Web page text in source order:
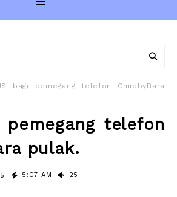
bagi pemegang telefon ChubbyBara
pemegang telefon
pulak.
5:07 AM 25